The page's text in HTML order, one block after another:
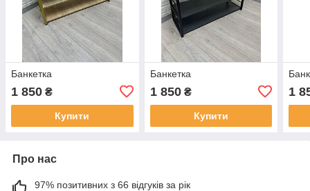
Банкетка
1 850 ₴
Купити
Банкетка
1 850₴
Купити
1
Про нас
97% позитивних з 66 відгуків за рік